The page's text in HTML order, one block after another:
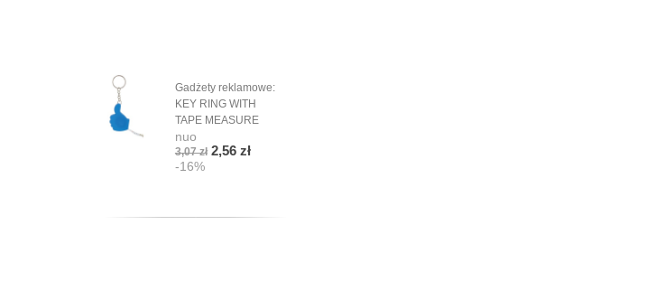
Gadżety reklamowe:
KEY RING WITH
TAPE MEASURE
nuo
3,07 zł 2,56 zł
-16%